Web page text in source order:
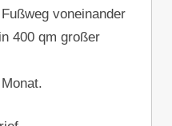
voneinander
400 qm großer